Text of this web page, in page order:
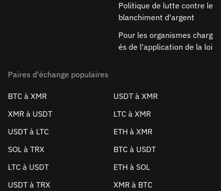
Politique de lutte contre le
blanchiment d'argent
Pour les organismes charg
és de l'application de la loi
Paires d'échange populaires
BTC à XMR
USDT à XMR
XMR à USDT
LTC à XMR
USDT à LTC
ETH à XMR
SOL à TRX
BTC à USDT
LTC à USDT
ETH à SOL
USDT à TRX
XMR à BTC